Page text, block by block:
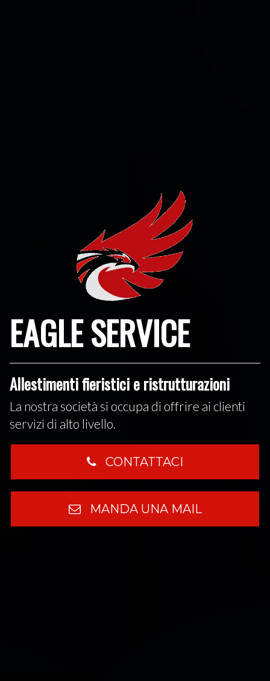
EAGLE SERVICE
Allestimenti fieristici e ristrutturazioni
La nostra società si occupa di offrire ai clienti
servizi di alto livello.
CONTATTACI
MANDA UNA MAIL